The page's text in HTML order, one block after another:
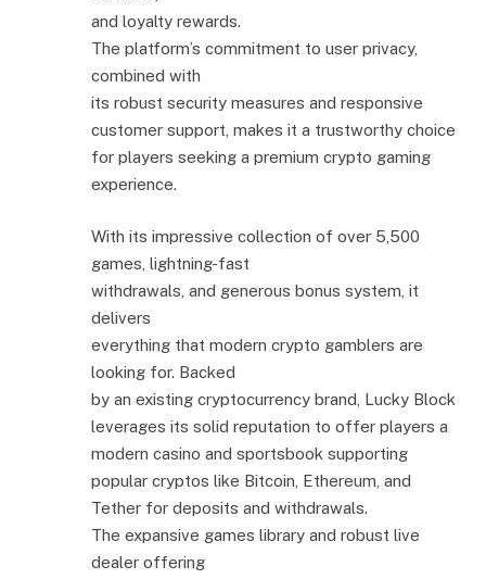
and loyalty rewards.
The platform’s commitment to user privacy,
combined with
its robust security measures and responsive
customer support, makes it a trustworthy choice
for players seeking a premium crypto gaming
experience.
With its impressive collection of over 5,500
games, lightning-fast
withdrawals, and generous bonus system, it
delivers
everything that modern crypto gamblers are
looking for. Backed
by an existing cryptocurrency brand, Lucky Block
leverages its solid reputation to offer players a
modern casino and sportsbook supporting
popular cryptos like Bitcoin, Ethereum, and
Tether for deposits and withdrawals.
The expansive games library and robust live
dealer offering